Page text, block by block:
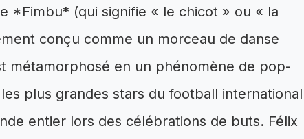
*Fimbu* (qui signifie « le chicot » ou « la
conçu comme un morceau de danse
métamorphosé en un phénomène de pop-
plus grandes stars du football international
entier lors des célébrations de buts. Félix